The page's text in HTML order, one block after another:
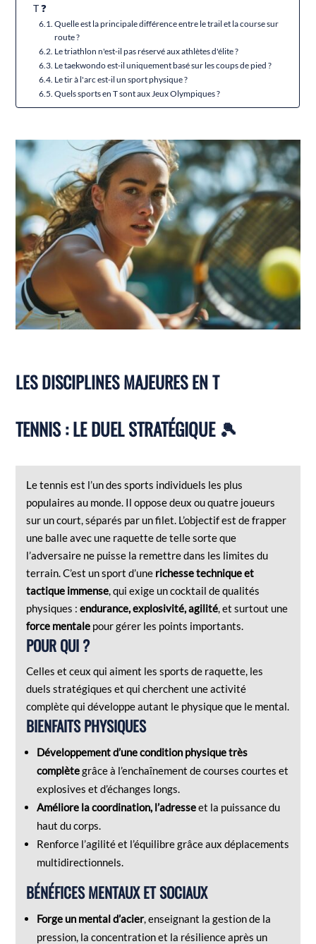
T ❓
Quelle est la principale différence entre le trail et la course sur
route ?
Le triathlon n'est-il pas réservé aux athlètes d'élite ?
Le taekwondo est-il uniquement basé sur les coups de pied ?
Le tir à l'arc est-il un sport physique ?
Quels sports en T sont aux Jeux Olympiques ?
LES DISCIPLINES MAJEURES EN T
TENNIS : LE DUEL STRATÉGIQUE 🎾
Le tennis est l’un des sports individuels les plus
populaires au monde. Il oppose deux ou quatre joueurs
sur un court, séparés par un filet. L’objectif est de frapper
une balle avec une raquette de telle sorte que
l’adversaire ne puisse la remettre dans les limites du
terrain. C’est un sport d’une richesse technique et
tactique immense, qui exige un cocktail de qualités
physiques :endurance, explosivité, agilité, et surtout une
force mentale pour gérer les points importants.
POUR QUI ?
Celles et ceux qui aiment les sports de raquette, les
duels stratégiques et qui cherchent une activité
complète qui développe autant le physique que le mental.
BIENFAITS PHYSIQUES
Développement d’une condition physique très
complètegrâce à l’enchaînement de courses courtes et
explosives et d’échanges longs.
Améliore la coordination, l’adresseet la puissance du
haut du corps.
Renforce l’agilité et l’équilibre grâce aux déplacements
multidirectionnels.
BÉNÉFICES MENTAUX ET SOCIAUX
Forge un mental d’acier, enseignant la gestion de la
pression, la concentration et la résilience après un